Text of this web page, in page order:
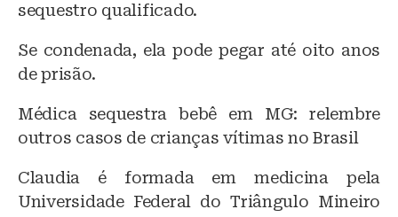
sequestro qualificado.
Se condenada, ela pode pegar até oito anos
de prisão.
Médica sequestra bebê em MG: relembre
outros casos de crianças vítimas no Brasil
Claudia é formada em medicina pela
Universidade Federal do Triângulo Mineiro